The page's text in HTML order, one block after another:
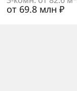
от 69.8 млн ₽